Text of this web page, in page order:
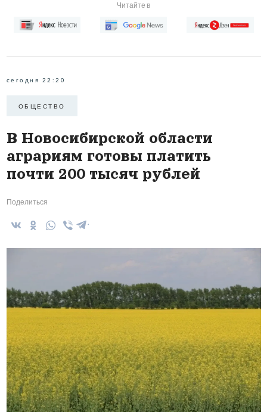
Читайте в
сегодня 22:20
ОБЩЕСТВО
В Новосибирской области
аграриям готовы платить
почти 200 тысяч рублей
Поделиться